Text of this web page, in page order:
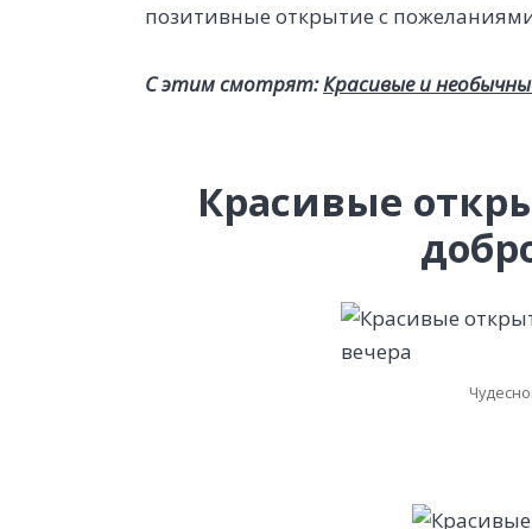
позитивные открытие с
С этим смотрят:Красивые и
Красивые